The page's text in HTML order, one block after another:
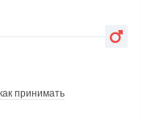
принимать